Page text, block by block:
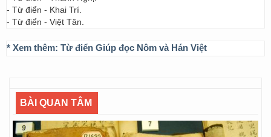
- Từ điển - Khai Trí.
- Từ điển - Việt Tân.
* Xem thêm: Từ điển Giúp đọc Nôm và Hán Việt
BÀI QUAN TÂM